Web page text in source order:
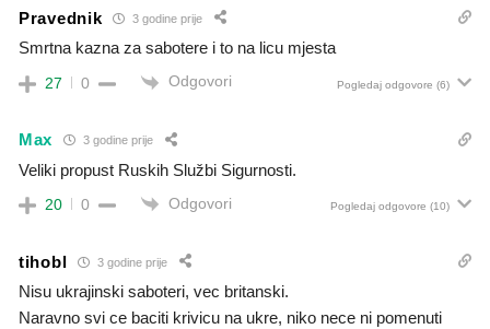
Pravednik 3 godine prije
Smrtna kazna za sabotere i to na licu mjesta
27 0 Odgovori Pogledaj odgovore (6)
Max 3 godine prije
Veliki propust Ruskih Službi Sigurnosti.
20 0 Odgovori Pogledaj odgovore (10)
tihobl 3 godine prije
Nisu ukrajinski saboteri, vec britanski.
Naravno svi ce baciti krivicu na ukre, niko nece ni pomenuti